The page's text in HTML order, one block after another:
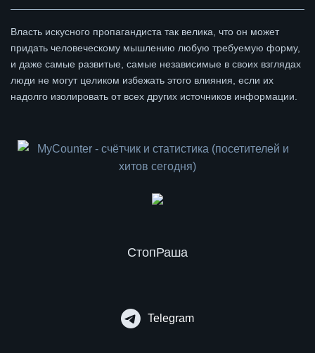
Власть искусного пропагандиста так велика, что он может
придать человеческому мышлению любую требуемую форму,
и даже самые развитые, самые независимые в своих взглядах
люди не могут целиком избежать этого влияния, если их
надолго изолировать от всех других источников информации.
СтопРаша
Telegram